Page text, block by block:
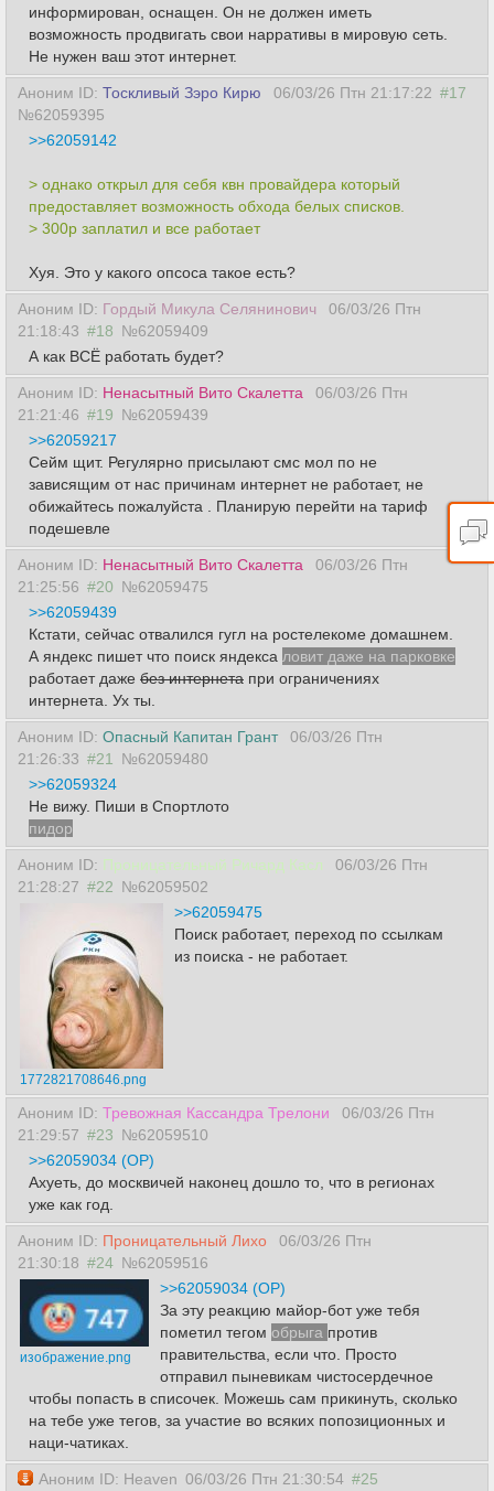
информирован, оснащен. Он не должен иметь
возможность продвигать свои нарративы в мировую сеть.
Не нужен ваш этот интернет.
Аноним ID: Тоскливый Зэро Кирю 06/03/26 Птн 21:17:22 #17
№62059395
>>62059142
> однако открыл для себя квн провайдера который
предоставляет возможность обхода белых списков.
> 300р заплатил и все работает
Хуя. Это у какого опсоса такое есть?
Аноним ID: Гордый Микула Селянинович
06/03/26 Птн
21:18:43 #18 №62059409
А как ВСЁ работать будет?
Аноним ID: Ненасытный Вито Скалетта
06/03/26 Птн
21:21:46 #19 №62059439
>>62059217
Сейм щит. Регулярно присылают смс мол по не
зависящим от нас причинам интернет не работает, не
обижайтесь пожалуйста . Планирую перейти на тариф
подешевле
Аноним ID: Ненасытный Вито Скалетта
06/03/26 Птн
21:25:56 #20 №62059475
>>62059439
Кстати, сейчас отвалился гугл на ростелекоме домашнем.
А яндекс пишет что поиск яндекса ловит даже на парковке
работает даже без интернета при ограничениях
интернета. Ух ты.
Аноним ID: Опасный Капитан Грант
06/03/26 Птн
21:26:33 #21
№62059480
>>62059324
Не вижу. Пиши в Спортлото
пидор
Аноним ID: Проницательный Ричард Касл
06/03/26 Птн
21:28:27 #22 №62059502
1772821708646.png
>>62059475
Поиск работает, переход по ссылкам
из поиска - не работает.
Аноним ID: Тревожная Кассандра Трелони
06/03/26 Птн
21:29:57 #23 №62059510
>>62059034 (OP)
Ахуеть, до москвичей наконец дошло то, что в регионах
уже как год.
Аноним ID: Проницательный Лихо
06/03/26 Птн
21:30:18 #24 №62059516
изображение.png
>>62059034 (OP)
За эту реакцию майор-бот уже тебя
пометил тегом обрыга против
правительства, если что. Просто
отправил пыневикам чистосердечное
чтобы попасть в списочек. Можешь сам прикинуть, сколько
на тебе уже тегов, за участие во всяких попозиционных и
наци-чатиках.
Аноним ID: Heaven 06/03/26 Птн 21:30:54 #25